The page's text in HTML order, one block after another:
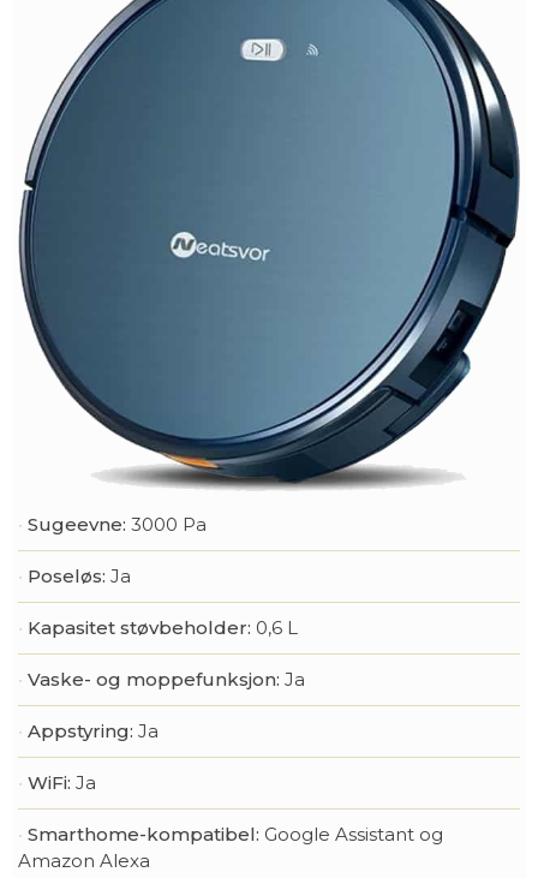
Sugeevne: 3000 Pa
Poseløs: Ja
Kapasitet støvbeholder: 0,6 L
Vaske- og moppefunksjon: Ja
Appstyring: Ja
WiFi: Ja
Smarthome-kompatibel: Google Assistant og
Amazon Alexa